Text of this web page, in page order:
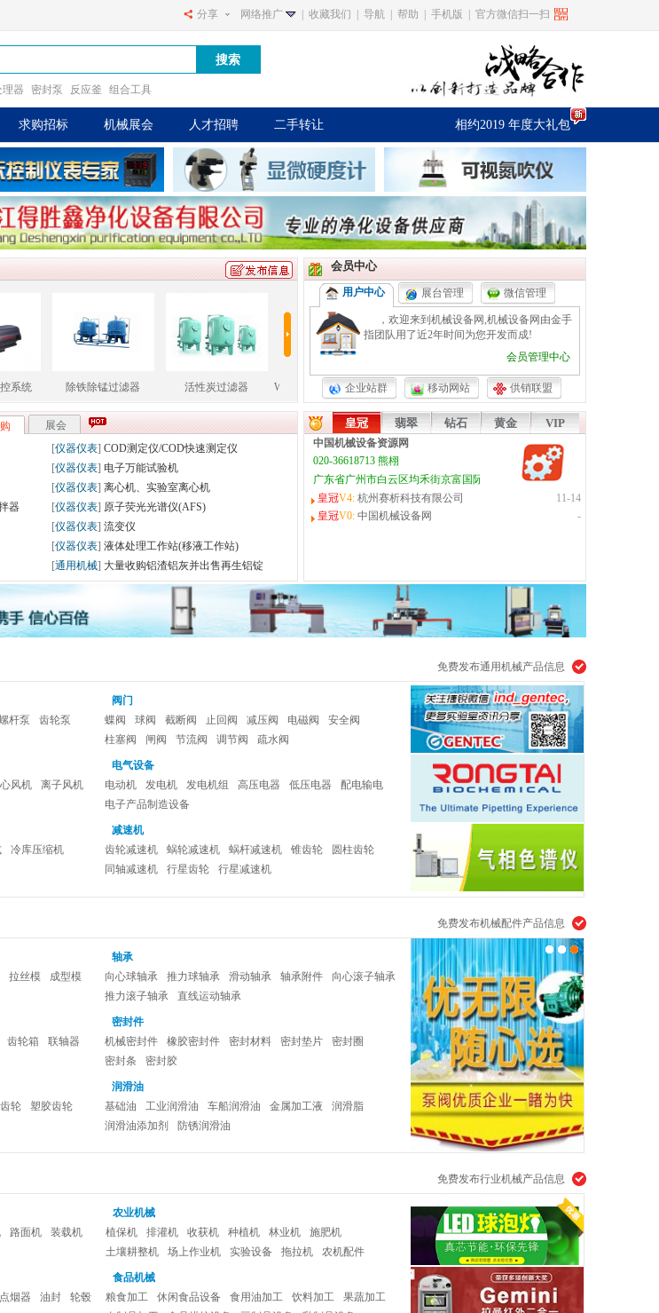
分享 网络推广 收藏我们 导航 帮助 手机版 官方微信扫一扫
理器 密封泵 反应釜 组合工具
求购招标 机械展会 人才招聘 二手转让 相约2019 年度大礼包
白光拍照
系统
HELITRONIC POWER
五轴工具磨床
355型大功率型材切割机 钢丝钳
防爆高清摄像机
STSYH-Y700
红外半球摄像机
展会
会 [国内]2019（第九届）世界采样和混样大会
通知 [国内]2019年度北京质谱年会厂商邀请函
委员会2019年学术峰会招商通知
[国内]2019第二十九届中国国际钓鱼用品贸易展览会
[国内]2018第九届IGPE中国国际粮油精品、粮油加工及储藏物流技术博览会
会员中心
用户中心 展台管理 微信管理
，欢迎来到机械设备网,机械设备网由金手
指团队用了近2年时间为您开发而成!
会员管理中心
企业站群 移动网站 供销联盟
皇冠 翡翠 钻石 黄金 VIP
中国机械设备资源网
020-36618713 熊栩
广东省广州市白云区均禾街京富国际大厦1208室
皇冠V4: 杭州赛析科技有限公司
11-14
皇冠V0: 中国机械设备网 -
免费发布通用机械产品信息
杆泵
齿轮泵
阀门
蝶阀
球阀 截断阀 止回阀 减压阀 电磁阀
安全阀
柱塞阀
闸阀 节流阀 调节阀 疏水阀
风机
离子风机
电气设备
电动机
发电机 发电机组 高压电器 低压电器
配电输电
电子产品制造设备
冷库压缩机
减速机
齿轮减速机
蜗轮减速机 蜗杆减速机 锥齿轮
圆柱齿轮
同轴减速机
行星齿轮 行星减速机
免费发布机械配件产品信息
拉丝模
成型模
轴承
向心球轴承
推力球轴承 滑动轴承 轴承附件
向心滚子轴承
推力滚子轴承
直线运动轴承
齿轮箱 联轴器
密封件
机械密封件
橡胶密封件 密封材料 密封垫片
密封圈
密封条
密封胶
轮
塑胶齿轮
润滑油
基础油
工业润滑油 车船润滑油 金属加工液
润滑脂
润滑油添加剂
防锈润滑油
免费发布行业机械产品信息
路面机
装载机
农业机械
植保机
排灌机 收获机 种植机 林业机
施肥机
土壤耕整机
场上作业机 实验设备 拖拉机 农机配件
点烟器 油封
轮毂
食品机械
粮食加工
休闲食品设备 食用油加工 饮料加工
果蔬加工